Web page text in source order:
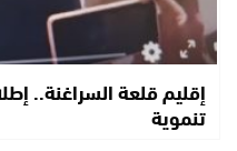
إقليم قلعة السراغنة..
تنموية